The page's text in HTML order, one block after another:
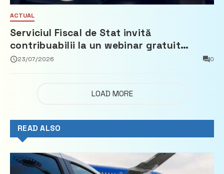
ACTUAL
Serviciul Fiscal de Stat invită
contribuabilii la un webinar gratuit
privind calculul impozitului pe bunurile
23/07/2026 0
LOAD MORE
READ ALSO